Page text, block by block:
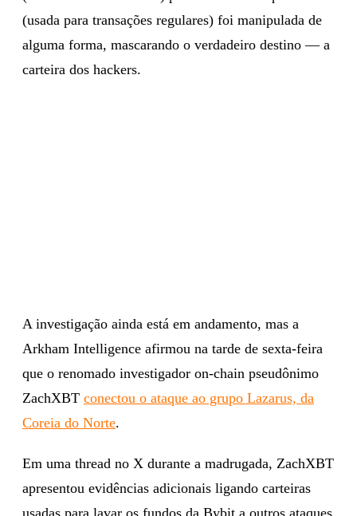
(usada para transações regulares) foi manipulada de
alguma forma, mascarando o verdadeiro destino — a
carteira dos hackers.
A investigação ainda está em andamento, mas a
Arkham Intelligence afirmou na tarde de sexta-feira
que o renomado investigador on-chain pseudônimo
ZachXBT conectou o ataque ao grupo Lazarus, da
Coreia do Norte.
Em uma thread no X durante a madrugada, ZachXBT
apresentou evidências adicionais ligando carteiras
usadas para lavar os fundos da Bybit a outros ataques